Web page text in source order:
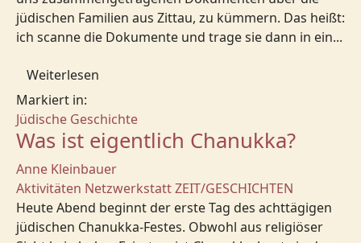
jüdischen Familien aus Zittau, zu kümmern. Das heißt:
ich scanne die Dokumente und trage sie dann in ein...
Weiterlesen
Markiert in:
Jüdische Geschichte
Was ist eigentlich Chanukka?
Anne Kleinbauer
Aktivitäten NetzwerkstattZEIT/GESCHICHTEN
Heute Abend beginnt der erste Tag des achttägigen
jüdischen Chanukka-Festes. Obwohl aus religiöser